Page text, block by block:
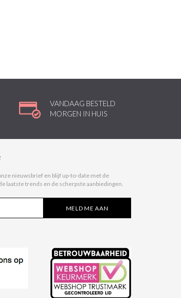
VANDAAG BESTELD
MORGEN IN HUIS
nieuwsbrief en blijf up-to-date met de
laatste trends en de scherpste aanbiedingen.
MELD ME AAN